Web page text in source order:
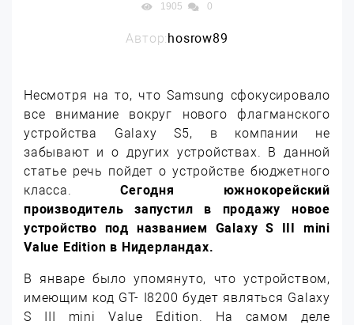
1905 0
Автор:hosrow89
Несмотря на то, что Samsung сфокусировало
все внимание вокруг нового флагманского
устройства Galaxy S5, в компании не
забывают и о других устройствах. В данной
статье речь пойдет о устройстве бюджетного
класса.Сегодня южнокорейский
производитель запустил в продажу новое
устройство под названием Galaxy S III mini
Value Edition в Нидерландах.
В январе было упомянуто, что устройством,
имеющим код GT- I8200 будет являться Galaxy
S III mini Value Edition. На самом деле